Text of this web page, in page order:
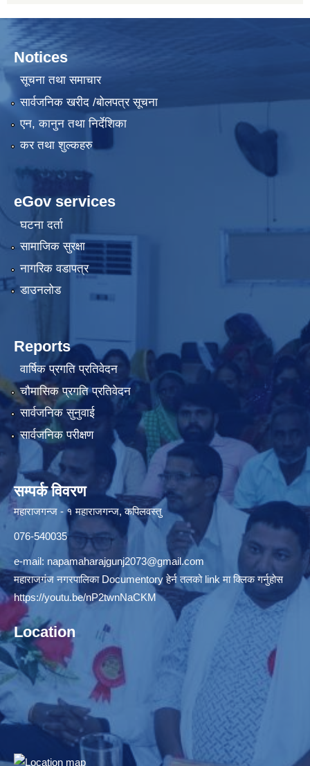
Notices
सूचना तथा समाचार
सार्वजनिक खरीद /बोलपत्र सूचना
एन, कानुन तथा निर्देशिका
कर तथा शुल्कहरु
eGov services
घटना दर्ता
सामाजिक सुरक्षा
नागरिक वडापत्र
डाउनलोड
Reports
वार्षिक प्रगति प्रतिवेदन
चौमासिक प्रगति प्रतिवेदन
सार्वजनिक सुनुवाई
सार्वजनिक परीक्षण
सम्पर्क विवरण
महाराजगन्ज - १ महाराजगन्ज, कपिलवस्तु
076-540035
e-mail: napamaharajgunj2073@gmail.com
महाराजगंज नगरपालिका Documentory हेर्न तलको link मा क्लिक गर्नुहोस
https://youtu.be/nP2twnNaCKM
Location